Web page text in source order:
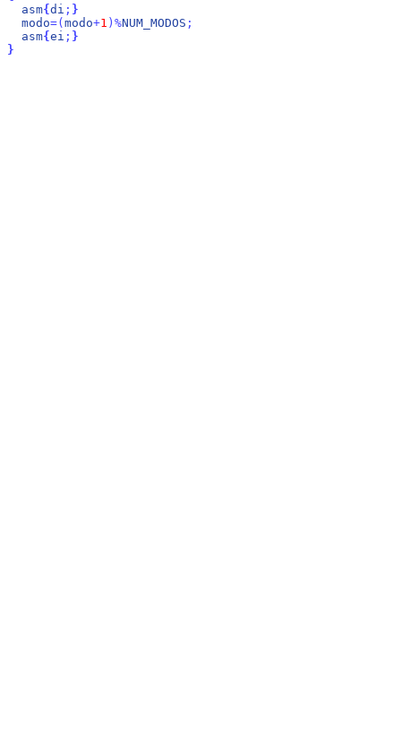
asm{ di ; }
modo=( modo+1 ) %NUM_MODOS ;
asm{ ei ; }
}